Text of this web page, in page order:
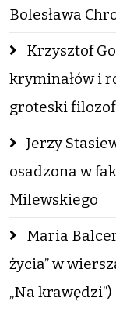
Bolesława
Krzysztof
kryminałów i
groteski
Jerzy
osadzona w
Milewskiego
Maria
życia” w
„Na krawędzi”)